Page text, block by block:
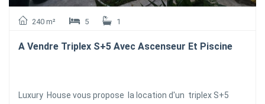
240 m² 5 1
A Vendre Triplex S+5 Avec Ascenseur Et Piscine
Luxury House vous propose la location d'un triplex S+5